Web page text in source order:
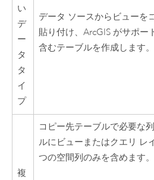
い
デ
ー
タ
タ
イ
プ
データ ソースからビューを
貼り付け、ArcGIS がサポー
含むテーブルを作成します。
複
コピー先テーブルで必要な
ルにビューまたはクエリ レ
つの空間列のみを含めます。